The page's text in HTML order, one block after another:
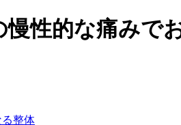
慢性的な痛みで
整体